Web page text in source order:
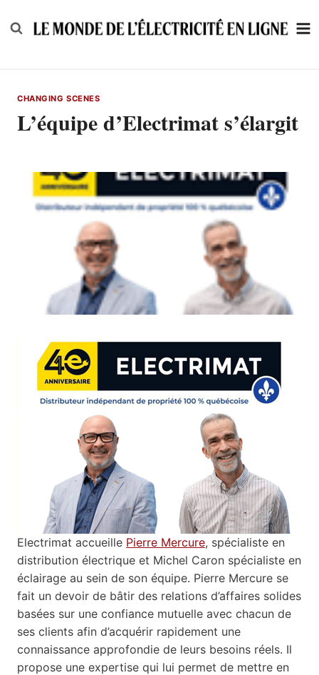
to
CHANGING SCENES
L’équipe d’Electrimat s’élargit
Electrimat accueille Pierre Mercure, spécialiste en
distribution électrique et Michel Caron spécialiste en
éclairage au sein de son équipe. Pierre Mercure se
fait un devoir de bâtir des relations d’affaires solides
basées sur une confiance mutuelle avec chacun de
ses clients afin d’acquérir rapidement une
connaissance approfondie de leurs besoins réels. Il
propose une expertise qui lui permet de mettre en